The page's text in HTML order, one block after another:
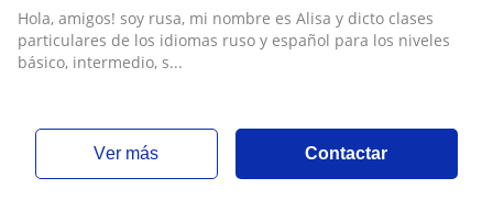
Hola, amigos! soy rusa, mi nombre es Alisa y dicto clases
particulares de los idiomas ruso y español para los niveles
básico, intermedio, s...
ver más Contactar